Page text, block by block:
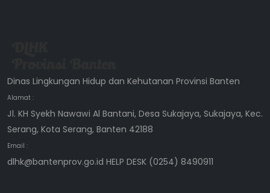
Dinas Lingkungan Hidup dan Kehutanan Provinsi Banten
Alamat :
Jl. KH Syekh Nawawi Al Bantani, Desa Sukajaya, Sukajaya, Kec.
Serang, Kota Serang, Banten 42188
Email :
dlhk@bantenprov.go.id HELP DESK (0254) 8490911